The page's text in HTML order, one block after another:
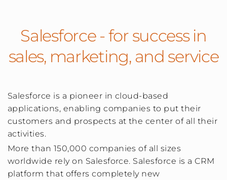
Salesforce - for success in
sales, marketing, and service
Salesforce is a pioneer in cloud-based
applications, enabling companies to put their
customers and prospects at the center of all their
activities.
More than 150,000 companies of all sizes
worldwide rely on Salesforce. Salesforce is a CRM
platform that offers completely new